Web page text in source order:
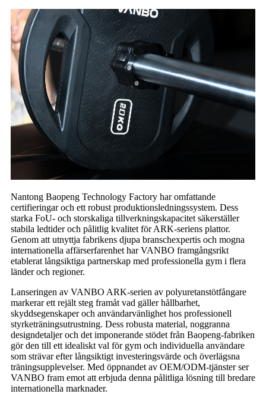
Nantong Baopeng Technology Factory har omfattande
certifieringar och ett robust produktionsledningssystem. Dess
starka FoU- och storskaliga tillverkningskapacitet säkerställer
stabila ledtider och pålitlig kvalitet för ARK-seriens plattor.
Genom att utnyttja fabrikens djupa branschexpertis och mogna
internationella affärserfarenhet har VANBO framgångsrikt
etablerat långsiktiga partnerskap med professionella gym i flera
länder och regioner.
Lanseringen av VANBO ARK-serien av polyuretanstötfångare
markerar ett rejält steg framåt vad gäller hållbarhet,
skyddsegenskaper och användarvänlighet hos professionell
styrketräningsutrustning. Dess robusta material, noggranna
designdetaljer och det imponerande stödet från Baopeng-fabriken
gör den till ett idealiskt val för gym och individuella användare
som strävar efter långsiktigt investeringsvärde och överlägsna
träningsupplevelser. Med öppnandet av OEM/ODM-tjänster ser
VANBO fram emot att erbjuda denna pålitliga lösning till bredare
internationella marknader.